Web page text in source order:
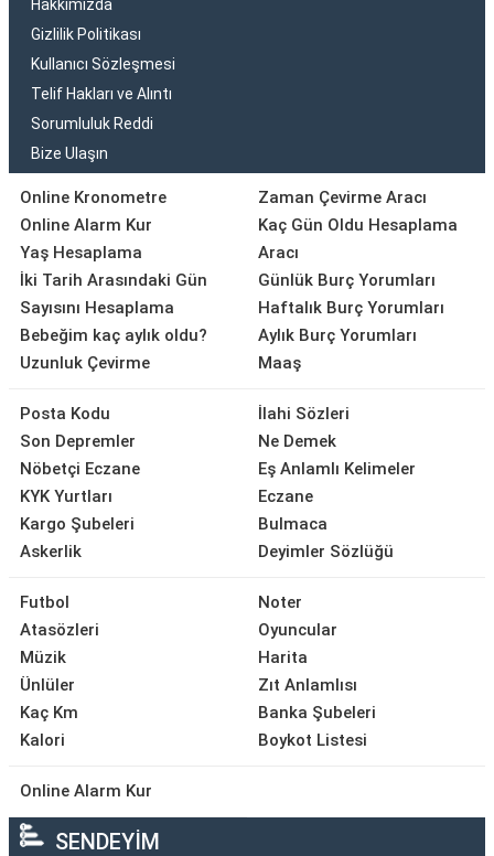
Hakkımızda
Gizlilik Politikası
Kullanıcı Sözleşmesi
Telif Hakları ve Alıntı
Sorumluluk Reddi
Bize Ulaşın
Online Kronometre
Online Alarm Kur
Yaş Hesaplama
İki Tarih Arasındaki Gün
Sayısını Hesaplama
Bebeğim kaç aylık oldu?
Uzunluk Çevirme
Zaman Çevirme Aracı
Kaç Gün Oldu Hesaplama
Aracı
Günlük Burç Yorumları
Haftalık Burç Yorumları
Aylık Burç Yorumları
Maaş
Posta Kodu
Son Depremler
Nöbetçi Eczane
KYK Yurtları
Kargo Şubeleri
Askerlik
İlahi Sözleri
Ne Demek
Eş Anlamlı Kelimeler
Eczane
Bulmaca
Deyimler Sözlüğü
Futbol
Atasözleri
Müzik
Ünlüler
Kaç Km
Kalori
Noter
Oyuncular
Harita
Zıt Anlamlısı
Banka Şubeleri
Boykot Listesi
Online Alarm Kur
SENDEYİM